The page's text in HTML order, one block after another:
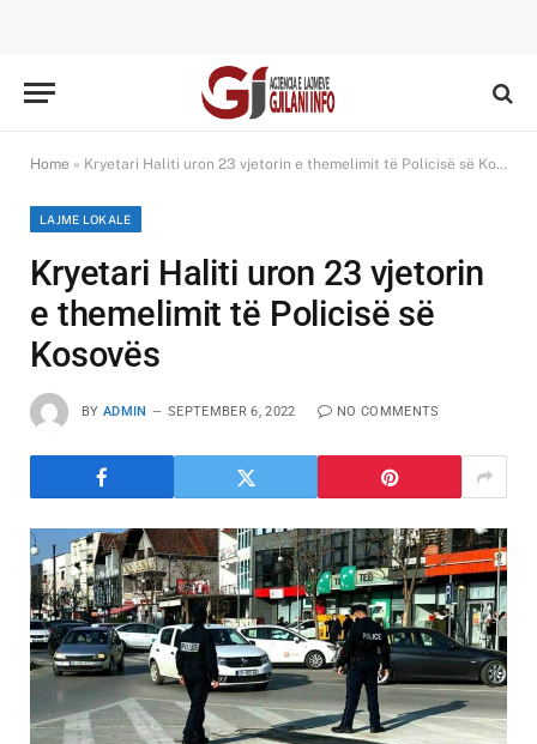
Home » Kryetari Haliti uron 23 vjetorin e themelimit të Policisë së Kosovës
LAJME LOKALE
Kryetari Haliti uron 23 vjetorin
e themelimit të Policisë së
Kosovës
BY ADMIN SEPTEMBER 6, 2022 NO COMMENTS